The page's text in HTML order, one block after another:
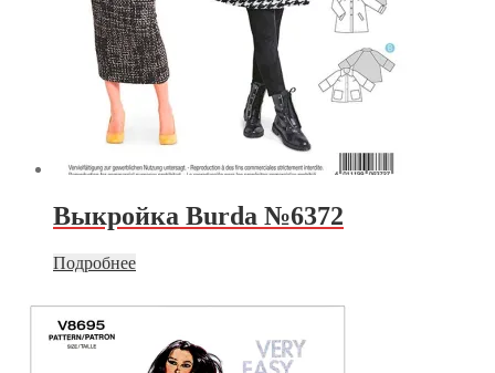
Выкройка Burda №6372
Подробнее